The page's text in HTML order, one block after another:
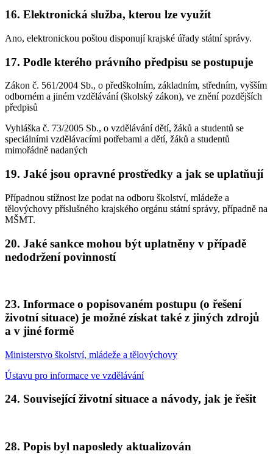
16. Elektronická služba, kterou lze využít
Ano, elektronickou poštou disponují krajské úřady státní správy.
17. Podle kterého právního předpisu se postupuje
Zákon č. 561/2004 Sb., o předškolním, základním, středním, vyšším
odborném a jiném vzdělávání (školský zákon), ve znění pozdějších
předpisů
Vyhláška č. 73/2005 Sb., o vzdělávání dětí, žáků a studentů se
speciálními vzdělávacími potřebami a dětí, žáků a studentů
mimořádně nadaných
19. Jaké jsou opravné prostředky a jak se uplatňují
Případnou stížnost lze podat na odboru školství, mládeže a
tělovýchovy příslušného krajského orgánu státní správy, případně na
MŠMT.
20. Jaké sankce mohou být uplatněny v případě
nedodržení povinností
23. Informace o popisovaném postupu (o řešení
životní situace) je možné získat také z jiných zdrojů
a v jiné formě
Ministerstvo školství, mládeže a tělovýchovy
Ústavu pro informace ve vzdělávání
24. Související životní situace a návody, jak je řešit
28. Popis byl naposledy aktualizován